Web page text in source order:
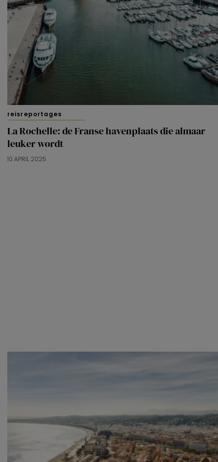
reisreportages
La Rochelle: de Franse havenplaats die almaar
leuker wordt
10 APRIL 2025